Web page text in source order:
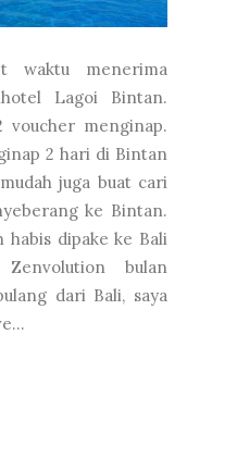
waktu menerima
Lagoi Bintan.
voucher menginap.
2 hari di Bintan
juga buat cari
ke Bintan.
habis dipake ke Bali
bulan
dari Bali, saya